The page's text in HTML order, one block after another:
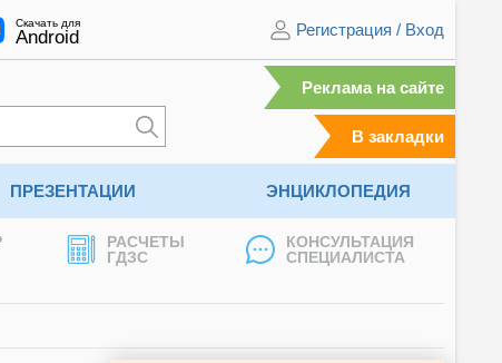
Скачать для
Android Регистрация / Вход
Реклама на сайте
В закладки
ПРЕЗЕНТАЦИИ ЭНЦИКЛОПЕДИЯ
РАСЧЕТЫ
ГДЗС
КОНСУЛЬТАЦИЯ
СПЕЦИАЛИСТА